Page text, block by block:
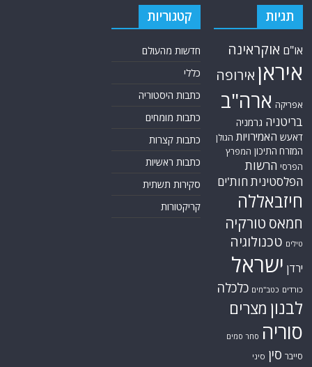
תגיות
או"ם אוקראינה
איראן אירופה
אפריקה ארה"ב
בריטניה גרמניה
דאעש האמירויות הגולן
המזרח התיכון המפרץ
הפרסי הרשות
הפלסטיניתחות'ים
חיזבאללה
חמאס טורקיה
טילים טכנולוגיה
ירדן ישראל
כורדים כטב"מים כלכלה
לבנון מצרים
סוריה סחר סמים
סייבר סין סיני
קטגוריות
חדשות מהעולם
כללי
כתבות היסטוריה
כתבות מומחים
כתבות קצרות
כתבות ראשיות
סקירות תשתית
קריקטורות